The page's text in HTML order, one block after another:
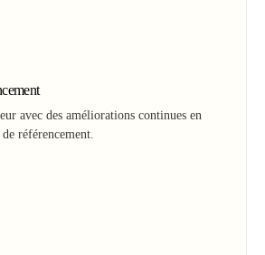
avec des améliorations continues en
référencement.